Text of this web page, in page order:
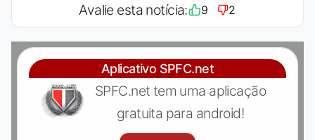
Avalie esta notícia: 9 2
Aplicativo SPFC.net
SPFC.net tem uma aplicação
gratuita para android!